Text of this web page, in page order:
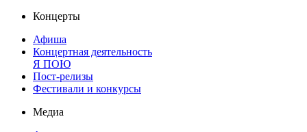
Концерты
Афиша
Концертная деятельность
Я ПОЮ
Пост-релизы
Фестивали и конкурсы
Медиа